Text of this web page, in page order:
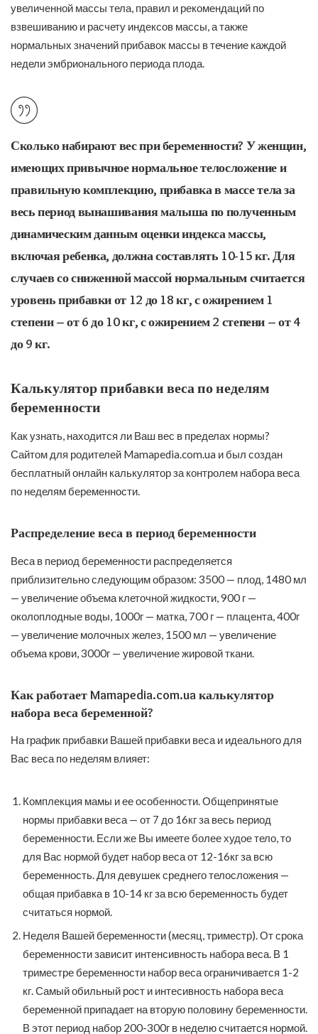
увеличенной массы тела, правил и рекомендаций по
взвешиванию и расчету индексов массы, а также
нормальных значений прибавок массы в течение каждой
недели эмбрионального периода плода.
Сколько набирают вес при беременности? У женщин,
имеющих привычное нормальное телосложение и
правильную комплекцию, прибавка в массе тела за
весь период вынашивания малыша по полученным
динамическим данным оценки индекса массы,
включая ребенка, должна составлять 10-15 кг. Для
случаев со сниженной массой нормальным считается
уровень прибавки от 12 до 18 кг, с ожирением 1
степени – от 6 до 10 кг, с ожирением 2 степени – от 4
до 9 кг.
Калькулятор прибавки веса по неделям
беременности
Как узнать, находится ли Ваш вес в пределах нормы?
Сайтом для родителей Mamapedia.com.ua и был создан
бесплатный онлайн калькулятор за контролем набора веса
по неделям беременности.
Распределение веса в период беременности
Веса в период беременности распределяется
приблизительно следующим образом: 3500 — плод, 1480 мл
— увеличение объема клеточной жидкости, 900 г —
околоплодные воды, 1000г — матка, 700 г — плацента, 400г
— увеличение молочных желез, 1500 мл — увеличение
объема крови, 3000г — увеличение жировой ткани.
Как работает Mamapedia.com.ua калькулятор
набора веса беременной?
На график прибавки Вашей прибавки веса и идеального для
Вас веса по неделям влияет:
Комплекция мамы и ее особенности. Общепринятые
нормы прибавки веса — от 7 до 16кг за весь период
беременности. Если же Вы имеете более худое тело, то
для Вас нормой будет набор веса от 12-16кг за всю
беременность. Для девушек среднего телосложения —
общая прибавка в 10-14 кг за всю беременность будет
считаться нормой.
Неделя Вашей беременности (месяц, триместр). От срока
беременности зависит интенсивность набора веса. В 1
триместре беременности набор веса ограничивается 1-2
кг. Самый обильный рост и интесивность набора веса
беременной припадает на вторую половину беременности.
В этот период набор 200-300г в неделю считается нормой.